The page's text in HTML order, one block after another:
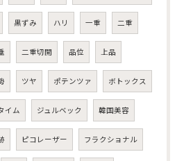
黒ずみ ハリ 一重 二重
二重切開 品位 上品
ツヤ ポテンツァ ボトックス
イム ジュルベック 韓国美容
ピコレーザー フラクショナル